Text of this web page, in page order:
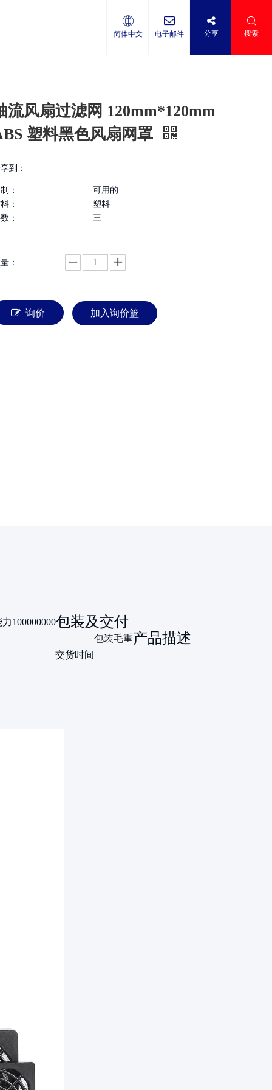
简体中文 电子邮件 分享 搜索
流风扇过滤网 120mm*120mm
塑料黑色风扇网罩
到：
：
可用的
：
塑料
：
三
：
询价 加入询价篮
100000000包装及交付
包装毛重
交货时间
产品描述